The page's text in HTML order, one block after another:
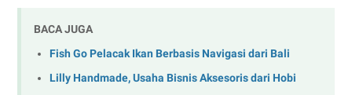
BACA JUGA
Fish Go Pelacak Ikan Berbasis Navigasi dari Bali
Lilly Handmade, Usaha Bisnis Aksesoris dari Hobi